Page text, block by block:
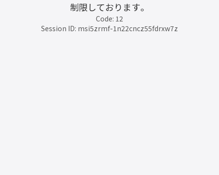
制限しております。
Code: 12
Session ID: msi5zrmf-1n22cncz55fdrxw7z